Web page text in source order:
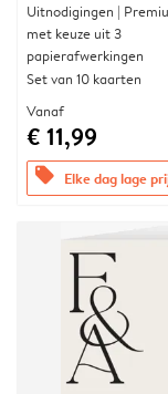
Uitnodigingen |
met keuze uit 3
papierafwerkingen
Set van 10 kaarten
Vanaf
€ 11,99
offers Elke dag lage